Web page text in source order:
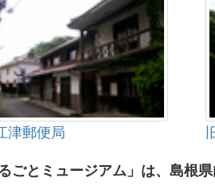
津郵便局
るごとミュージアム」は、島根